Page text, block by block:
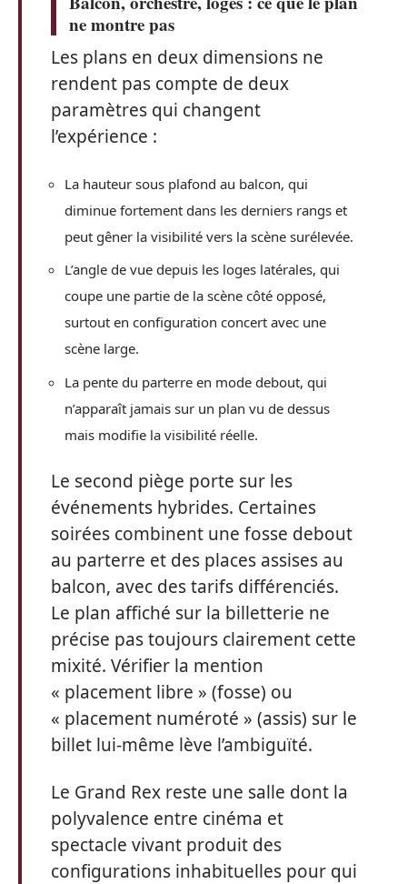
ne montre pas
Les plans en deux dimensions ne
rendent pas compte de deux
paramètres qui changent
l’expérience :
La hauteur sous plafond au balcon, qui
diminue fortement dans les derniers rangs et
peut gêner la visibilité vers la scène surélevée.
L’angle de vue depuis les loges latérales, qui
coupe une partie de la scène côté opposé,
surtout en configuration concert avec une
scène large.
La pente du parterre en mode debout, qui
n’apparaît jamais sur un plan vu de dessus
mais modifie la visibilité réelle.
Le second piège porte sur les
événements hybrides. Certaines
soirées combinent une fosse debout
au parterre et des places assises au
balcon, avec des tarifs différenciés.
Le plan affiché sur la billetterie ne
précise pas toujours clairement cette
mixité. Vérifier la mention
« placement libre » (fosse) ou
« placement numéroté » (assis) sur le
billet lui-même lève l’ambiguïté.
Le Grand Rex reste une salle dont la
polyvalence entre cinéma et
spectacle vivant produit des
configurations inhabituelles pour qui